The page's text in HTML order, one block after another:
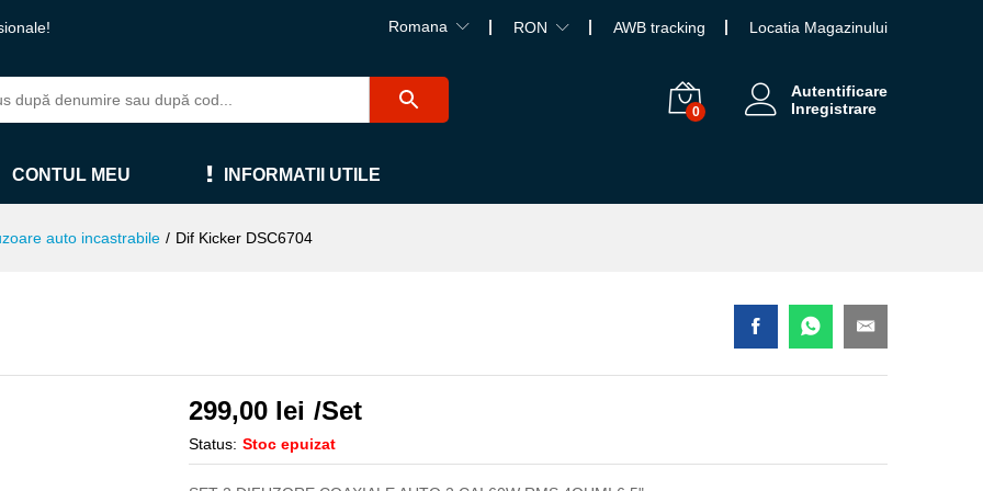
Romana RON AWB tracking Locatia Magazinului
0
Autentificare
Inregistrare
CONTUL MEU INFORMATII UTILE
auto incastrabile / Dif Kicker DSC6704
299,00 lei /Set
Status: Stoc epuizat